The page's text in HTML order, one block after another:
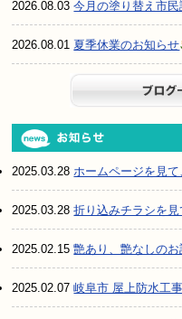
2026.08.03今月の塗り替え市
2026.08.01 夏季休業のお知らせ
2025.03.28ホームページを見
2025.03.28折り込みチラシを
2025.02.15艶あり、艶なしのお
2025.02.07岐阜市 屋上防水工